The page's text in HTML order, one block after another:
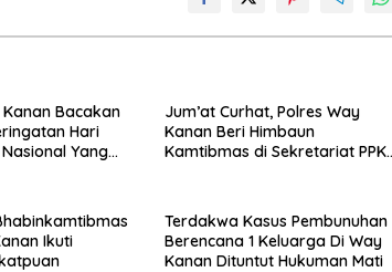
Bacakan
Hari
Yang
Jum’at Curhat, Polres Way
Kanan Beri Himbaun
Kamtibmas di Sekretariat PPK
Ikuti
Terdakwa Kasus Pembunuhan
Berencana 1 Keluarga Di Way
Kanan Dituntut Hukuman Mati